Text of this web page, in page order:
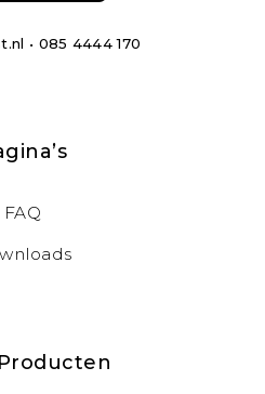
• 085 4444 170
FAQ